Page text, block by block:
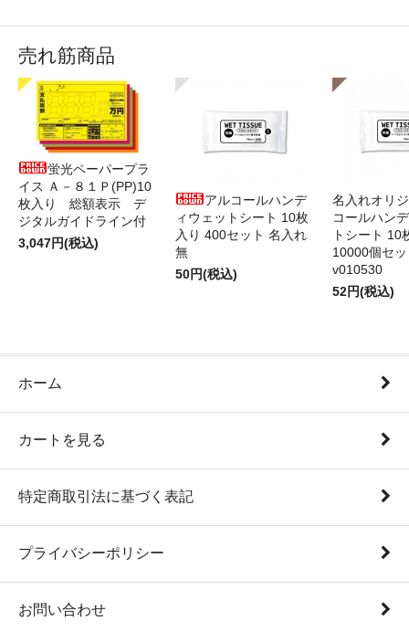
売れ筋商品
蛍光ペーパープラ
イス Ａ－８１Ｐ(PP)10
枚入り 総額表示 デ
ジタルガイドライン付
3,047円(税込)
アルコールハンデ
ィウェットシート 10枚
入り 400セット 名入れ
無
50円(税込)
名入れオリ
コールハン
トシート 10
10000個セ
v010530
52円(税込)
ホーム
カートを見る
特定商取引法に基づく表記
プライバシーポリシー
お問い合わせ